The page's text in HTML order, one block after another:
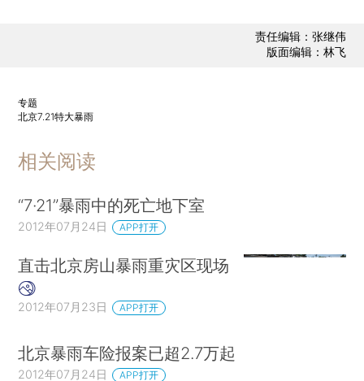
责任编辑：张继伟
版面编辑：林飞
专题
北京7.21特大暴雨
相关阅读
“7·21”暴雨中的死亡地下室
2012年07月24日 APP打开
直击北京房山暴雨重灾区现场
2012年07月23日 APP打开
北京暴雨车险报案已超2.7万起
2012年07月24日 APP打开